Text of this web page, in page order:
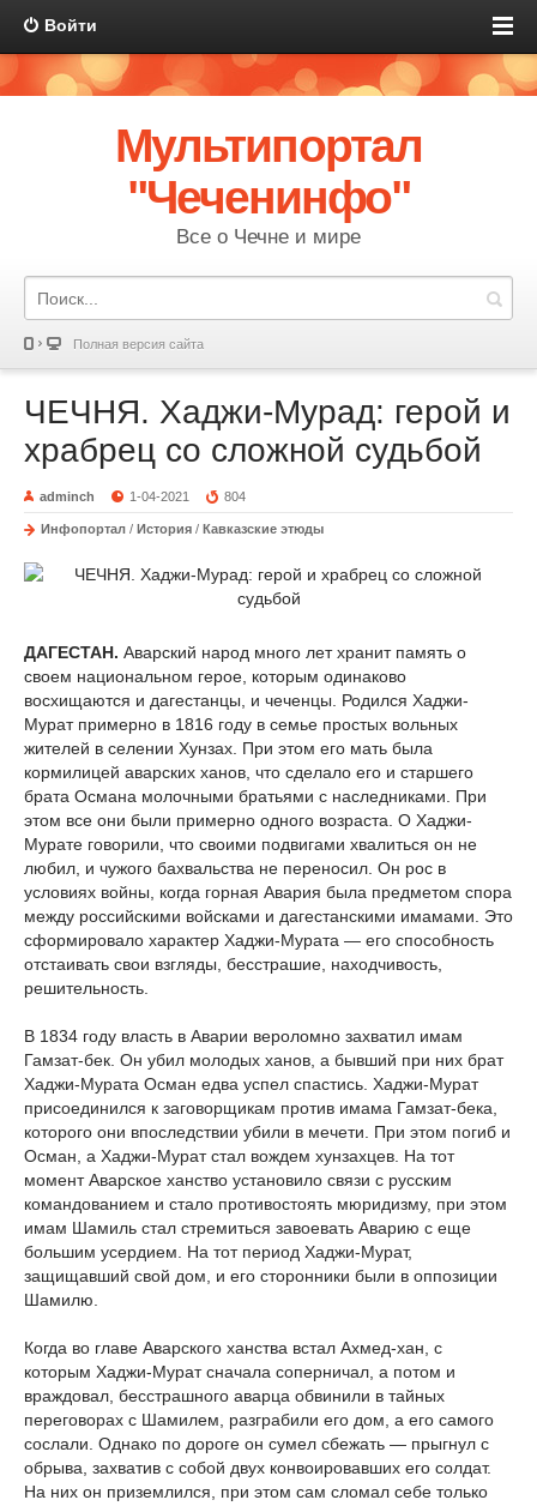
Войти
Мультипортал
"Чеченинфо"
Все о Чечне и мире
Полная версия сайта
ЧЕЧНЯ. Хаджи-Мурад: герой и
храбрец со сложной судьбой
adminch 1-04-2021 804
Инфопортал / История / Кавказские этюды
ДАГЕСТАН. Аварский народ много лет хранит память о
своем национальном герое, которым одинаково
восхищаются и дагестанцы, и чеченцы. Родился Хаджи-
Мурат примерно в 1816 году в семье простых вольных
жителей в селении Хунзах. При этом его мать была
кормилицей аварских ханов, что сделало его и старшего
брата Османа молочными братьями с наследниками. При
этом все они были примерно одного возраста. О Хаджи-
Мурате говорили, что своими подвигами хвалиться он не
любил, и чужого бахвальства не переносил. Он рос в
условиях войны, когда горная Авария была предметом спора
между российскими войсками и дагестанскими имамами. Это
сформировало характер Хаджи-Мурата — его способность
отстаивать свои взгляды, бесстрашие, находчивость,
решительность.
В 1834 году власть в Аварии вероломно захватил имам
Гамзат-бек. Он убил молодых ханов, а бывший при них брат
Хаджи-Мурата Осман едва успел спастись. Хаджи-Мурат
присоединился к заговорщикам против имама Гамзат-бека,
которого они впоследствии убили в мечети. При этом погиб и
Осман, а Хаджи-Мурат стал вождем хунзахцев. На тот
момент Аварское ханство установило связи с русским
командованием и стало противостоять мюридизму, при этом
имам Шамиль стал стремиться завоевать Аварию с еще
большим усердием. На тот период Хаджи-Мурат,
защищавший свой дом, и его сторонники были в оппозиции
Шамилю.
Когда во главе Аварского ханства встал Ахмед-хан, с
которым Хаджи-Мурат сначала соперничал, а потом и
враждовал, бесстрашного аварца обвинили в тайных
переговорах с Шамилем, разграбили его дом, а его самого
сослали. Однако по дороге он сумел сбежать — прыгнул с
обрыва, захватив с собой двух конвоировавших его солдат.
На них он приземлился, при этом сам сломал себе только